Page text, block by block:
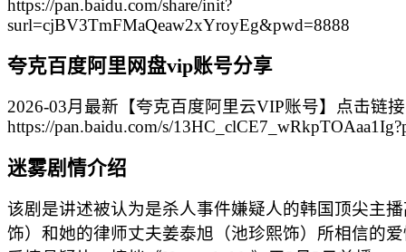
https://pan.baidu.com/share/init?
surl=cjBV3TmFMaQeaw2xYroyEg&pwd=8888
夸克百度阿里网盘vip账号分享
2026-03月最新【夸克百度阿里云VIP账号】点击链
https://pan.baidu.com/s/
迷雾剧情介绍
该剧是讲述被认为是杀人事件嫌疑人的韩国顶尖主
饰）和她的律师丈夫姜泰旭（池珍熙饰）所相信的